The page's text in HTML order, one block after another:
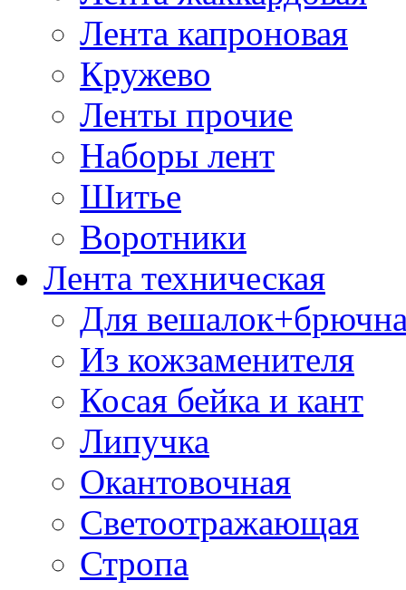
Лента капроновая
Кружево
Ленты прочие
Наборы лент
Шитье
Воротники
Лента техническая
Для
Из кожзаменителя
Косая бейка и кант
Липучка
Окантовочная
Светоотражающая
Стропа